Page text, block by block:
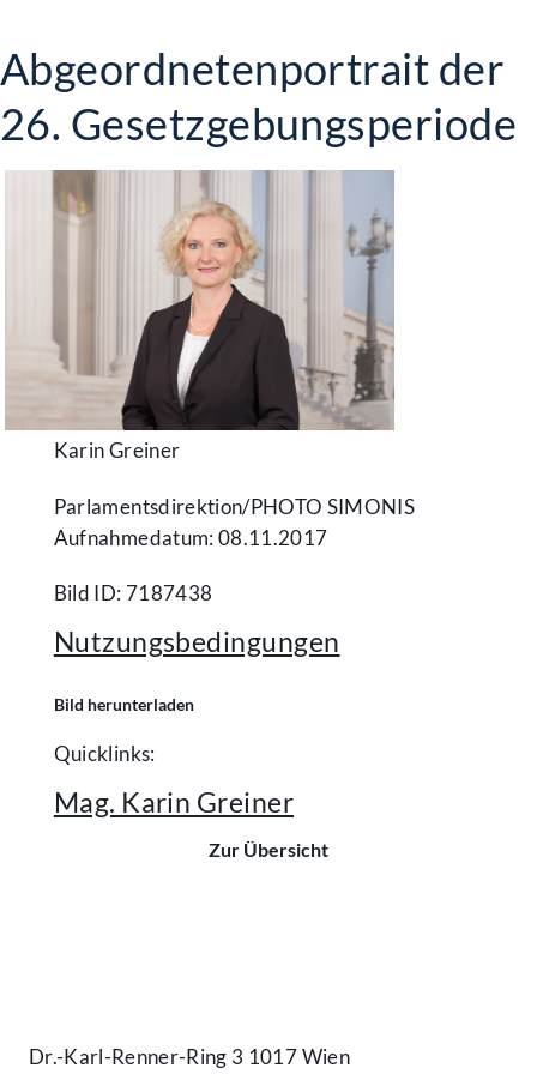
Abgeordnetenportrait der
26. Gesetzgebungsperiode
Karin Greiner
Parlamentsdirektion/​PHOTO SIMONIS
Aufnahmedatum: 08.11.2017
Bild ID: 7187438
Nutzungsbedingungen
Bild herunterladen
Quicklinks:
Mag. Karin Greiner
Zur Übersicht
Dr.-Karl-Renner-Ring 3 1017 Wien